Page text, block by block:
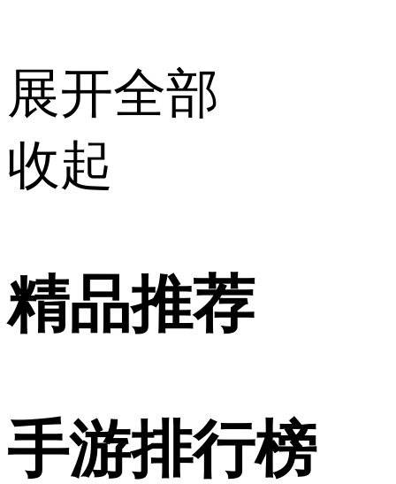
展开全部
收起
精品推荐
手游排行榜